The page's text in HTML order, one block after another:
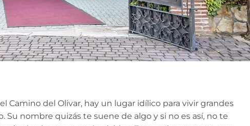
Camino del Olivar, hay un lugar idílico para vivir grandes
nombre quizás te suene de algo y si no es así, no te